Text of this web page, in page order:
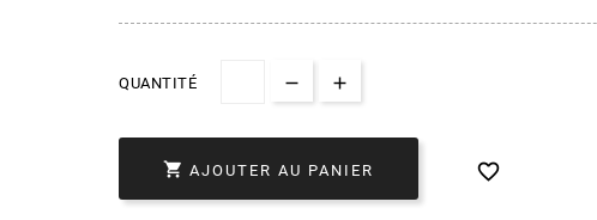
QUANTITÉ
 AJOUTER AU PANIER 